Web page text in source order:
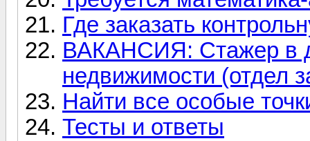
Где заказать
ВАКАНСИЯ: Стажер в
недвижимости (отдел
Найти все особые
Тесты и ответы